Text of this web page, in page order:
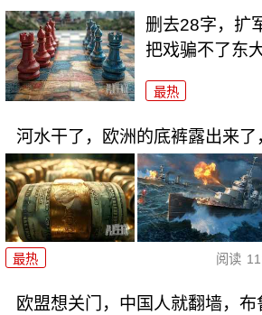
删去28字，扩
把戏骗不了东
最热
河水干了，欧洲的底裤露出来了
最热 阅读
欧盟想关门，中国人就翻墙，